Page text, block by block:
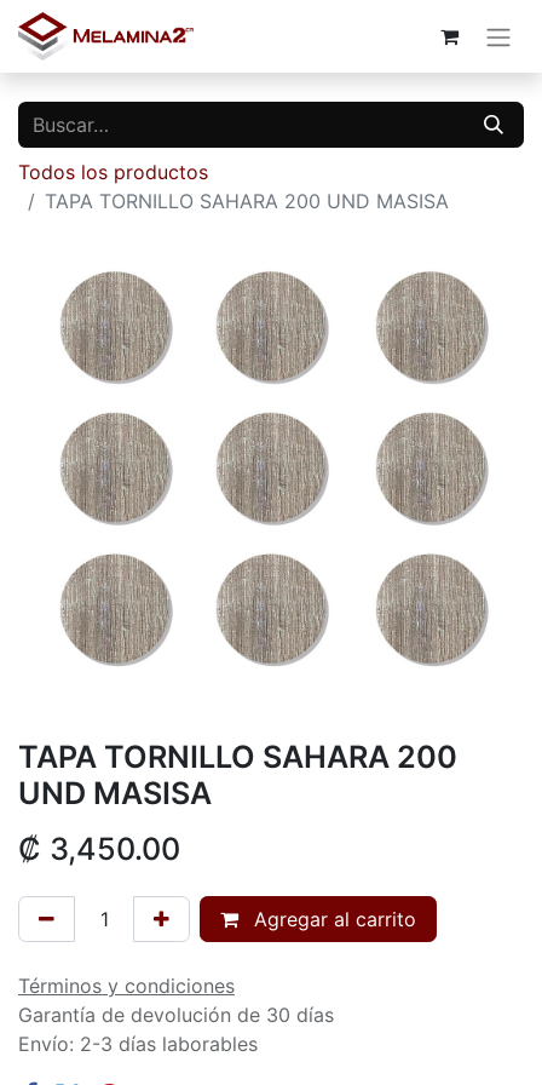
Todos los productos
TAPA TORNILLO SAHARA 200 UND MASISA
TAPA TORNILLO SAHARA 200
UND MASISA
₡ 3,450.00
Agregar al carrito
Términos y condiciones
Garantía de devolución de 30 días
Envío: 2-3 días laborables